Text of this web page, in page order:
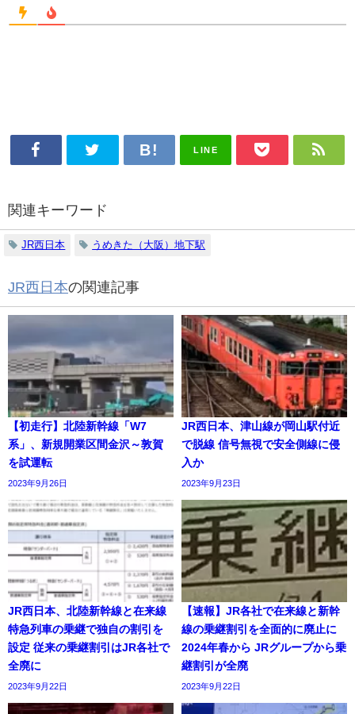
LINE
関連キーワード
JR西日本 うめきた（大阪）地下駅
JR西日本の関連記事
【初走行】北陸新幹線「W7
系」、新規開業区間金沢～敦賀
を試運転
2023年9月26日
JR西日本、津山線が岡山駅付近
で脱線 信号無視で安全側線に侵
入か
2023年9月23日
JR西日本、北陸新幹線と在来線
特急列車の乗継で独自の割引を
設定 従来の乗継割引はJR各社で
全廃に
2023年9月22日
【速報】JR各社で在来線と新幹
線の乗継割引を全面的に廃止に
2024年春から JRグループから乗
継割引が全廃
2023年9月22日